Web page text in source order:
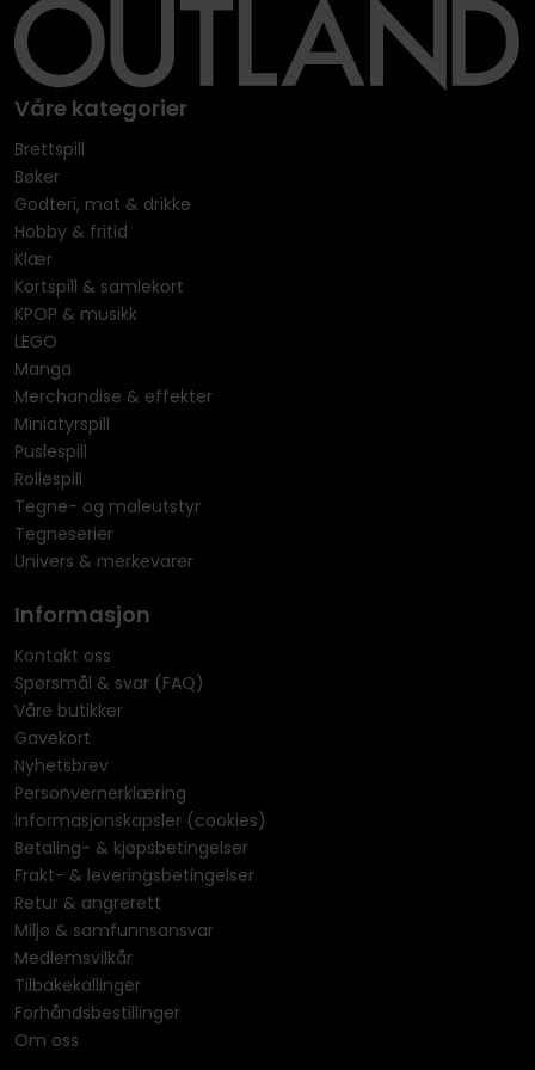
Våre kategorier
Brettspill
Bøker
Godteri, mat & drikke
Hobby & fritid
Klær
Kortspill & samlekort
KPOP & musikk
LEGO
Manga
Merchandise & effekter
Miniatyrspill
Puslespill
Rollespill
Tegne- og maleutstyr
Tegneserier
Univers & merkevarer
Informasjon
Kontakt oss
Spørsmål & svar (FAQ)
Våre butikker
Gavekort
Nyhetsbrev
Personvernerklæring
Informasjonskapsler (cookies)
Betaling- & kjøpsbetingelser
Frakt- & leveringsbetingelser
Retur & angrerett
Miljø & samfunnsansvar
Medlemsvilkår
Tilbakekallinger
Forhåndsbestillinger
Om oss